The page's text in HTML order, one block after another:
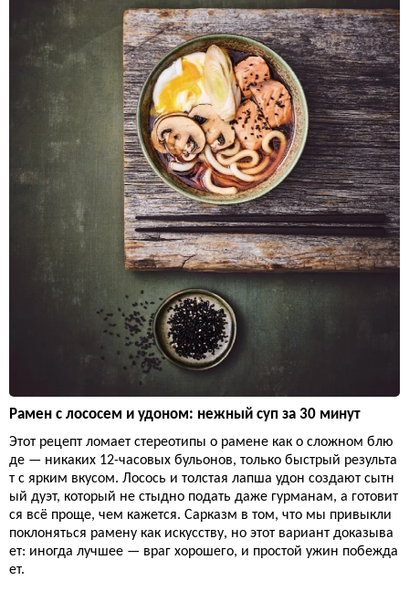
Рамен с лососем и удоном: нежный суп за 30 минут
Этот рецепт ломает стереотипы о рамене как о сложном блю
де — никаких 12-часовых бульонов, только быстрый результа
т с ярким вкусом. Лосось и толстая лапша удон создают сытн
ый дуэт, который не стыдно подать даже гурманам, а готовит
ся всё проще, чем кажется. Сарказм в том, что мы привыкли
поклоняться рамену как искусству, но этот вариант доказыва
ет: иногда лучшее — враг хорошего, и простой ужин побежда
ет.